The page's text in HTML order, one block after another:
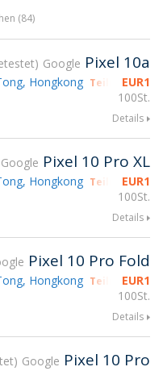
(84)
Google Pixel 10a
EUR1
100St.
Hongkong Teilnahme
Details
Google Pixel 10 Pro XL
EUR1
100St.
Hongkong Teilnahme
Details
Pixel 10 Pro Fold
EUR1
100St.
Hongkong Teilnahme
Details
Google Pixel 10 Pro